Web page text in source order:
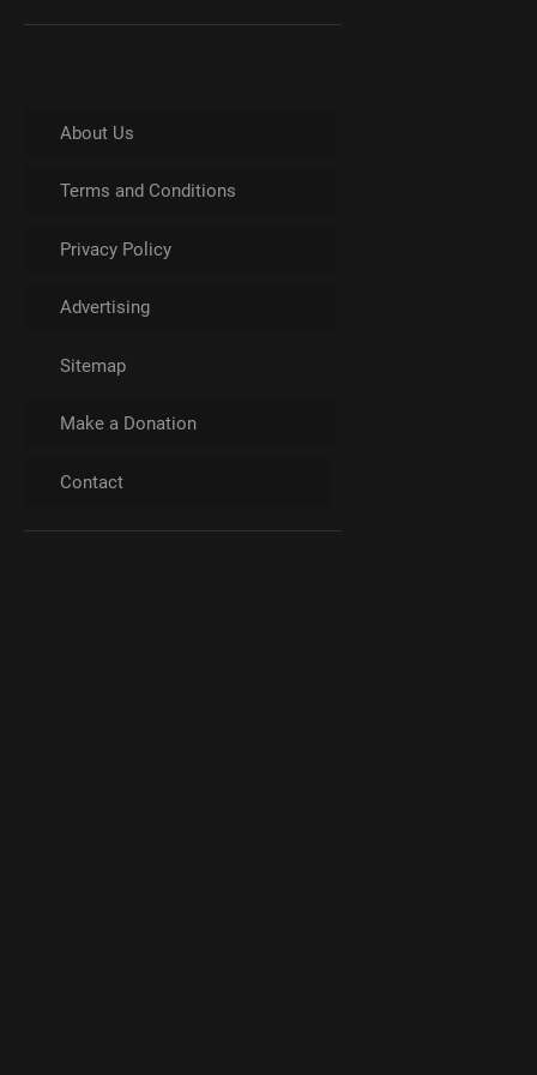
About Us
Terms and Conditions
Privacy Policy
Advertising
Sitemap
Make a Donation
Contact